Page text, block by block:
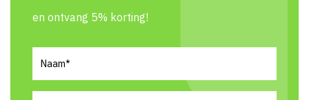
en ontvang 5% korting!